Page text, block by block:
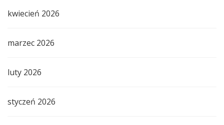
kwiecień 2026
marzec 2026
luty 2026
styczeń 2026